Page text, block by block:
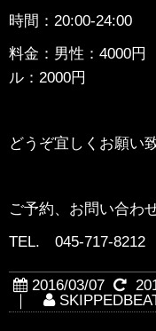
時間：20:00-24:00
料金：男性：4000
ル：2000円
どうぞ宜しくお願い
ご予約、お問い合わ
TEL. 045-717-8212
2016/03/07
｜